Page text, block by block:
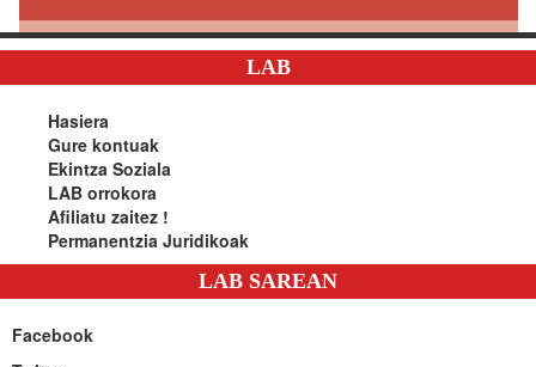
LAB
Hasiera
Gure kontuak
Ekintza Soziala
LAB orrokora
Afiliatu zaitez !
Permanentzia Juridikoak
LAB SAREAN
Facebook